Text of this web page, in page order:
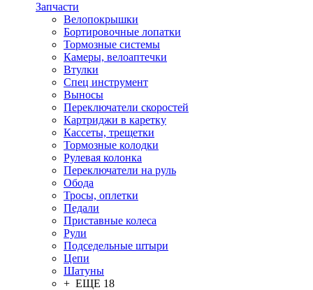
Запчасти
Велопокрышки
Бортировочные лопатки
Тормозные системы
Камеры, велоаптечки
Втулки
Спец инструмент
Выносы
Переключатели скоростей
Картриджи в каретку
Кассеты, трещетки
Тормозные колодки
Рулевая колонка
Переключатели на руль
Обода
Тросы, оплетки
Педали
Приставные колеса
Рули
Подседельные штыри
Цепи
Шатуны
+ ЕЩЕ 18